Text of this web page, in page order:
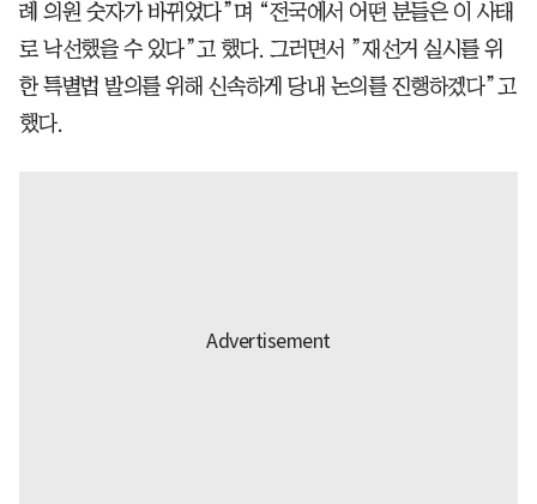
례 의원 숫자가 바뀌었다”며 “전국에서 어떤 분들은 이 사태
로 낙선했을 수 있다”고 했다. 그러면서 ”재선거 실시를 위
한 특별법 발의를 위해 신속하게 당내 논의를 진행하겠다”고
했다.